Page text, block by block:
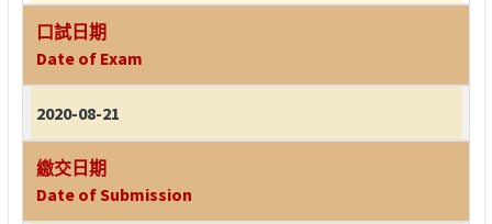
口試日期
Date of Exam
2020-08-21
繳交日期
Date of Submission